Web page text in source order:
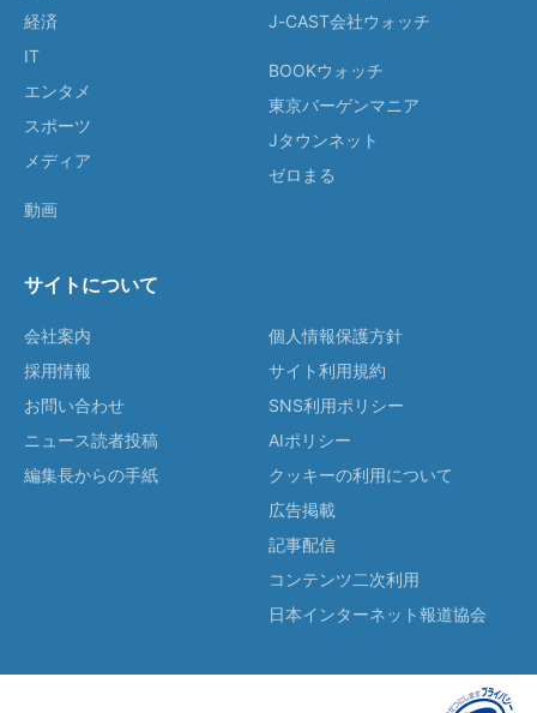
経済
IT
エンタメ
スポーツ
メディア
動画
J-CAST会社ウォッチ
BOOKウォッチ
東京バーゲンマニア
Jタウンネット
ゼロまる
サイトについて
会社案内
採用情報
お問い合わせ
ニュース読者投稿
編集長からの手紙
個人情報保護方針
サイト利用規約
SNS利用ポリシー
AIポリシー
クッキーの利用について
広告掲載
記事配信
コンテンツ二次利用
日本インターネット報道協会